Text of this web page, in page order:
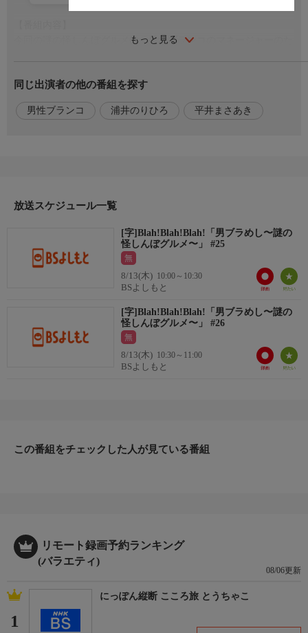
もっと見る
今回の謎の怪しんぼグルメは、男性ブランコのマネージャーのた
に挑戦!
しかし、調理中にくりだされるギャグの数々にマネージャーが苦
笑い!?
BSよしもとの番組情報はコチラから!
◆BSよしもとWebサイト
https://bsy.co.jp/
◆BSよしもとX(旧Twitter)
https://www.youtube.com/@bsyoshimoto/videos
同じ出演者の他の番組を探す
男性ブランコ 浦井のりひろ 平井まさあき
放送スケジュール一覧
[字]Blah!Blah!Blah!「男ブラめし〜謎の
怪しんぼグルメ〜」 #25
無
8/13(木) 10:00～10:30
BSよしもと
[字]Blah!Blah!Blah!「男ブラめし〜謎の
怪しんぼグルメ〜」 #26
無
8/13(木) 10:30～11:00
BSよしもと
この番組をチェックした人が見ている番組
リモート録画予約ランキング
(バラエティ)
08/06更新
1
にっぽん縦断 こころ旅 とうちゃこ